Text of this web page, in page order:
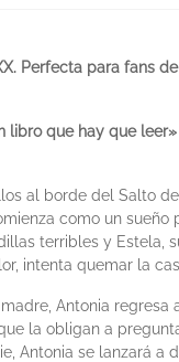
Perfecta para fans de
libro que hay que
al borde del Salto
como un sueño
terribles y Estela,
intenta quemar la
Antonia regresa
la obligan a
Antonia se lanzará a